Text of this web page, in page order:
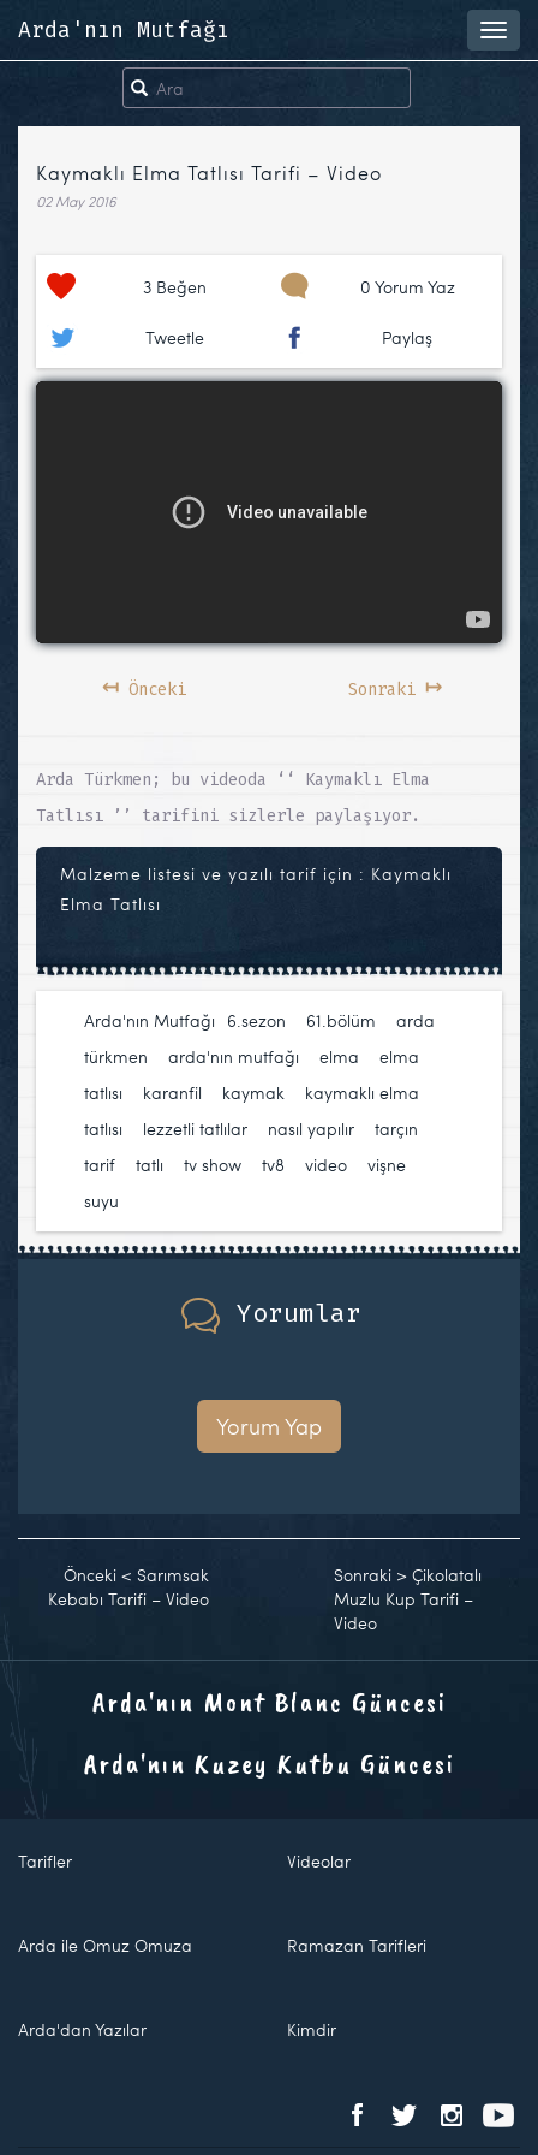
Arda'nın Mutfağı
Kaymaklı Elma Tatlısı Tarifi – Video
02 May 2016
3 Beğen 0 Yorum Yaz
Tweetle Paylaş
↤Önceki Sonraki ↦
Arda Türkmen; bu videoda ‘‘ Kaymaklı Elma
Tatlısı ’’ tarifini sizlerle paylaşıyor.
Malzeme listesi ve yazılı tarif için : Kaymaklı
Elma Tatlısı
Arda'nın Mutfağı 6.sezon 61.bölüm
arda
türkmen
arda'nın mutfağı elma
elma
tatlısı
karanfil kaymak
kaymaklı elma
tatlısı
lezzetli tatlılar nasıl yapılır tarçın
tarif
tatlı tv show tv8 video
vişne
suyu
Yorumlar
Yorum Yap
Önceki < Sarımsak
Kebabı Tarifi – Video
Sonraki >Çikolatalı
Muzlu Kup Tarifi –
Video
Arda'nın Mont Blanc Güncesi
Arda'nın Kuzey Kutbu Güncesi
Tarifler Videolar
Arda ile Omuz Omuza Ramazan Tarifleri
Arda'dan Yazılar Kimdir